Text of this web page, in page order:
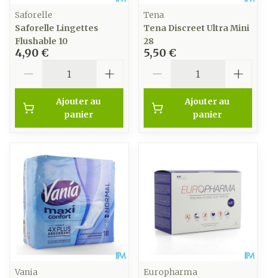
Saforelle
Saforelle Lingettes
Flushable 10
4,90 €
Ajouter au
panier
Tena
Tena Discreet Ultra Mini
28
5,50 €
Ajouter au
panier
Vania
Europharma